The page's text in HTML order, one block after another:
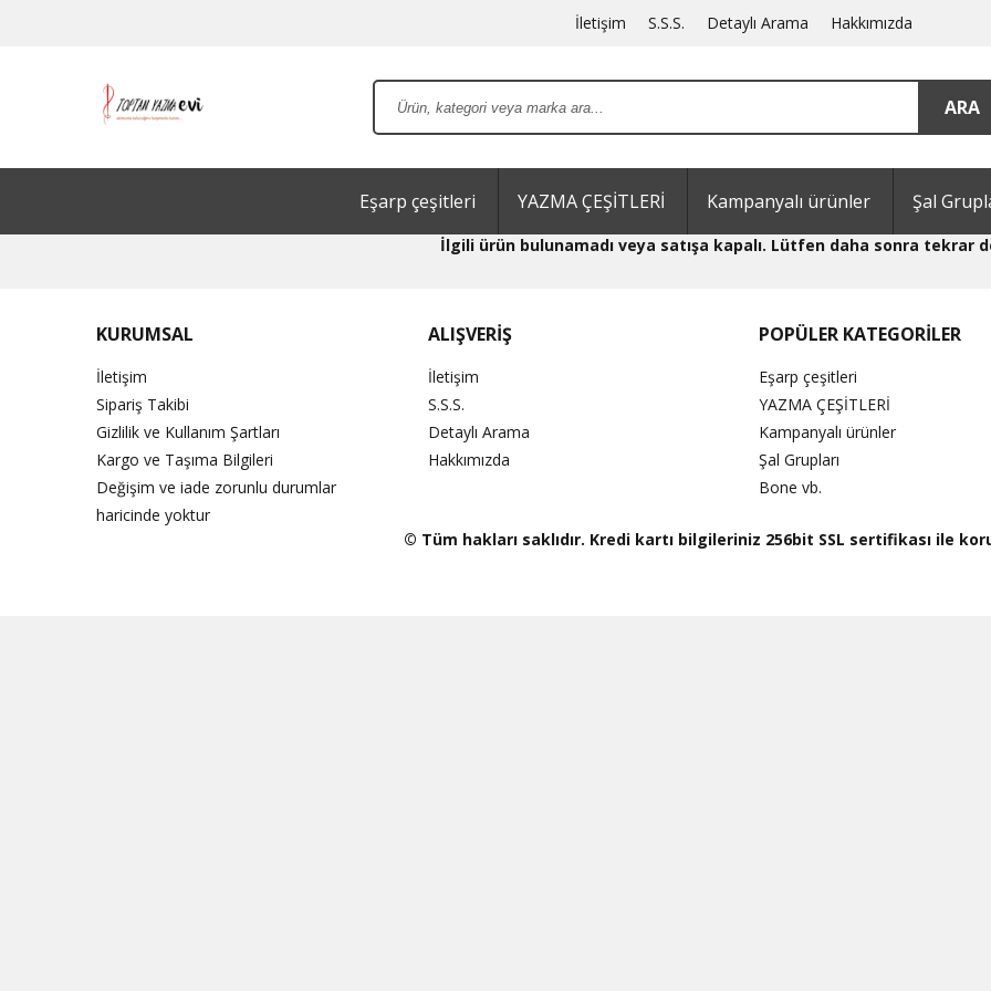
İletişim S.S.S. Detaylı Arama Hakkımızda
Eşarp çeşitleri YAZMA ÇEŞİTLERİ Kampanyalı ürünler Şal
İlgili ürün bulunamadı veya satışa kapalı. Lütfen daha sonra tekrar
KURUMSAL
İletişim
Sipariş Takibi
Gizlilik ve Kullanım Şartları
Kargo ve Taşıma Bilgileri
Değişim ve iade zorunlu durumlar
haricinde yoktur
ALIŞVERİŞ
İletişim
S.S.S.
Detaylı Arama
Hakkımızda
POPÜLER KATEGORİLER
Eşarp çeşitleri
YAZMA ÇEŞİTLERİ
Kampanyalı ürünler
Şal Grupları
Bone vb.
© Tüm hakları saklıdır. Kredi kartı bilgileriniz 256bit SSL sertifikası ile